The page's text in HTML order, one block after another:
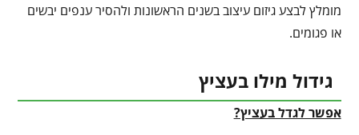
מומלץ לבצע גיזום עיצוב בשנים הראשונות ולהסיר ענפים יבשים
או פגומים.
גידול מילו בעציץ
אפשר לגדל בעציץ?